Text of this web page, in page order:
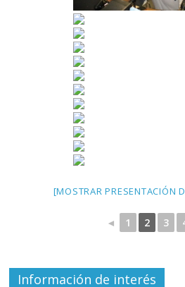
[MOSTRAR PRESENTACIÓN
◄ 1 2 3
Información de interés